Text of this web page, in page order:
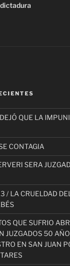
QUE LA
CONTAGIA
SERA
/ LA CRUELDAD
QUE SUFRIO
JUZGADOS 50
EN SAN JUAN